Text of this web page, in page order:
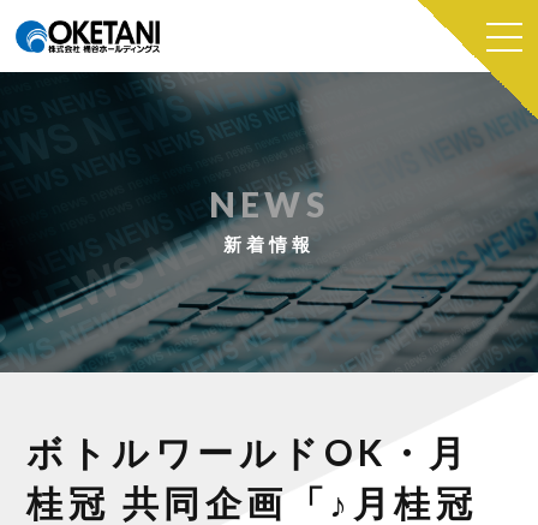
NEWS
新着情報
ボトルワールドOK・月
桂冠 共同企画「♪月桂冠